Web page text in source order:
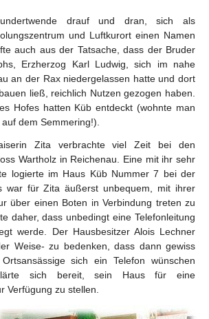
drauf und dran, sich als
und Luftkurort einen Namen
auch aus der Tatsache, dass der Bruder
Erzherzog Karl Ludwig, sich im nahe
an der Rax niedergelassen hatte und dort
ließ, reichlich Nutzen gezogen haben.
Hofes hatten Küb entdeckt (wohnte man
dem Semmering!).
Zita verbrachte viel Zeit bei den
Wartholz in Reichenau. Eine mit ihr sehr
logierte im Haus Küb Nummer 7 bei der
war für Zita äußerst unbequem, mit ihrer
über einen Boten in Verbindung treten zu
daher, dass unbedingt eine Telefonleitung
werde. Der Hausbesitzer Alois Lechner
Weise- zu bedenken, dass dann gewiss
sich ein Telefon wünschen
sich bereit, sein Haus für eine
Verfügung zu stellen.